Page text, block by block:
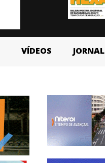
VÍDEOS JORNAL